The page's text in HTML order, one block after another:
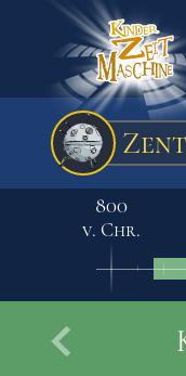
Spiel
800
v. Chr.